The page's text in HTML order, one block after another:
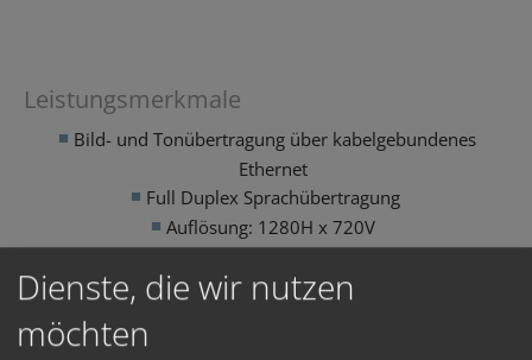
Leistungsmerkmale
Bild- und Tonübertragung über kabelgebundenes
Ethernet
Full Duplex Sprachübertragung
Auflösung: 1280H x 720V
Wirksame Ausleuchtung bei Nacht mittels 6 Infrarot
Empfohlene Einbauhöhe: 1,45 m bis 1,65 m
Dienste, die wir nutzen
möchten